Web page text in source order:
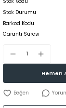
Stok Durumu
Barkod Kodu
Garanti Süresi
Hemen